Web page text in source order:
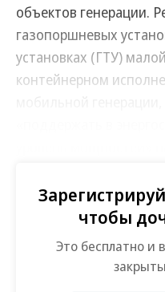
объектов генерации.
газопоршневых
установках (ГТУ)
контейнерном
года.
Собеседники “Ъ” в
учетом
регулятору
чтобы
Это бесплатно и